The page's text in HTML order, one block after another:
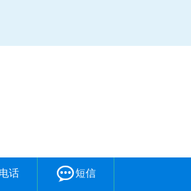
电话 短信